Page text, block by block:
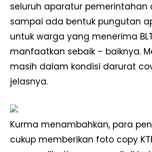
seluruh aparatur pemerintahan
sampai ada bentuk pungutan
untuk warga yang menerima
manfaatkan sebaik – baiknya.
masih dalam kondisi darurat
jelasnya.
Kurma menambahkan, para
cukup memberikan foto copy